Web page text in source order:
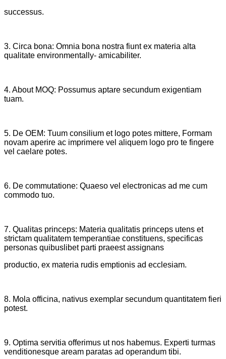
successus.
3. Circa bona: Omnia bona nostra fiunt ex materia alta
qualitate environmentally- amicabiliter.
4. About MOQ: Possumus aptare secundum exigentiam
tuam.
5. De OEM: Tuum consilium et logo potes mittere, Formam
novam aperire ac imprimere vel aliquem logo pro te fingere
vel caelare potes.
6. De commutatione: Quaeso vel electronicas ad me cum
commodo tuo.
7. Qualitas princeps: Materia qualitatis princeps utens et
strictam qualitatem temperantiae constituens, specificas
personas quibuslibet parti praeest assignans
productio, ex materia rudis emptionis ad ecclesiam.
8. Mola officina, nativus exemplar secundum quantitatem fieri
potest.
9. Optima servitia offerimus ut nos habemus. Experti turmas
venditionesque aream paratas ad operandum tibi.